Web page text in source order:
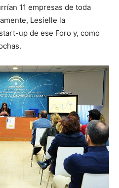
11 empresas de toda
Lesielle la
up de ese Foro y, como